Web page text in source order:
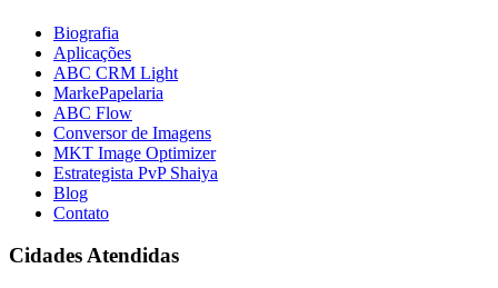
Biografia
Aplicações
ABC CRM Light
MarkePapelaria
ABC Flow
Conversor de Imagens
MKT Image Optimizer
Estrategista PvP Shaiya
Blog
Contato
Cidades Atendidas